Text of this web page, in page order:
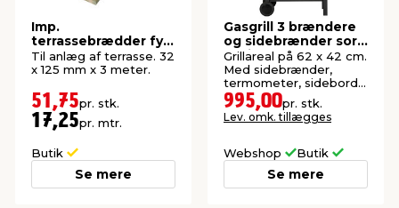
Imp.
terrassebrædder fyr
32 x 125 mm x 3
meter
Til anlæg af terrasse. 32
x 125 mm x 3 meter.
51,75pr. stk.
17,25pr. mtr.
Butik
Se mere
Gasgrill 3 brændere
og sidebrænder sort
- Grillexpert®
Grillareal på 62 x 42 cm.
Med sidebrænder,
termometer, sideborde
og rotisseribeslag.
995,00pr. stk.
Lev. omk. tillægges
Webshop Butik
Se mere